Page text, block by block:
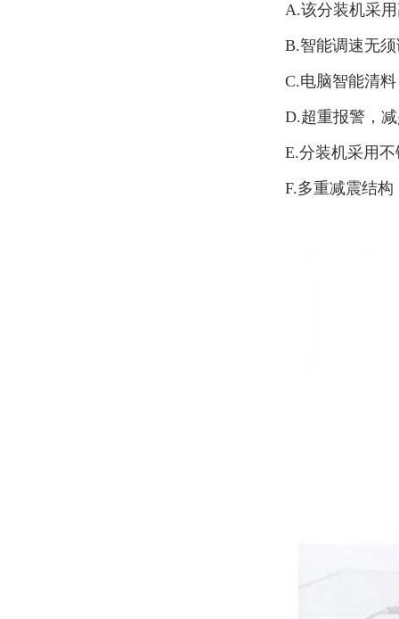
A.该分装机采
B.智能调速无
C.电脑智能清
D.超重报警，
E.分装机采用
F.多重减震结